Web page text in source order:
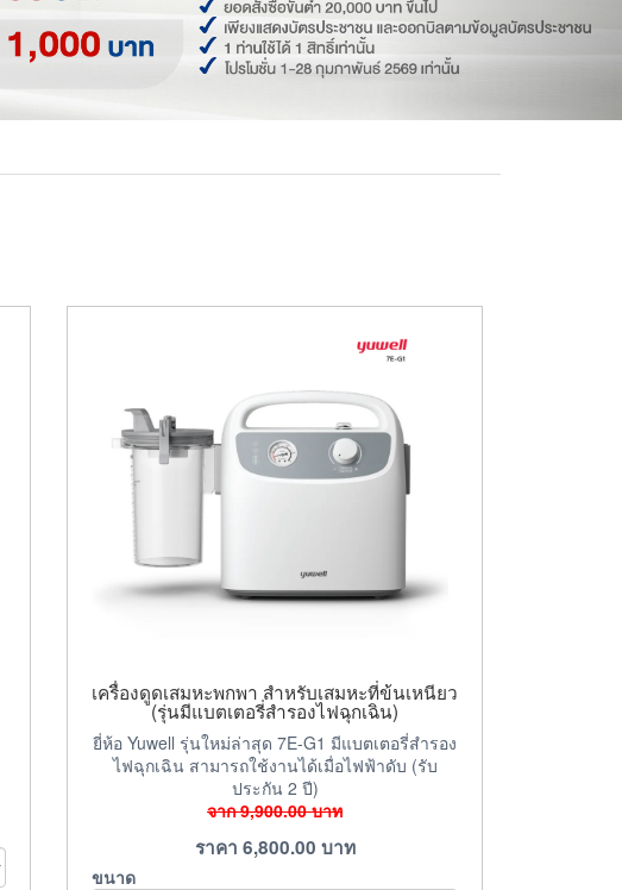
เครื่องดูดเสมหะพกพา สำหรับเสมหะที่ข้นเหนียว
(รุ่นมีแบตเตอรี่สำรองไฟฉุกเฉิน)
ยี่ห้อ Yuwell รุ่นใหม่ล่าสุด 7E-G1 มีแบตเตอรี่สำรอง
ไฟฉุกเฉิน สามารถใช้งานได้เมื่อไฟฟ้าดับ (รับ
ประกัน 2 ปี)
จาก9,900.00บาท
ราคา 6,800.00 บาท
ขนาด